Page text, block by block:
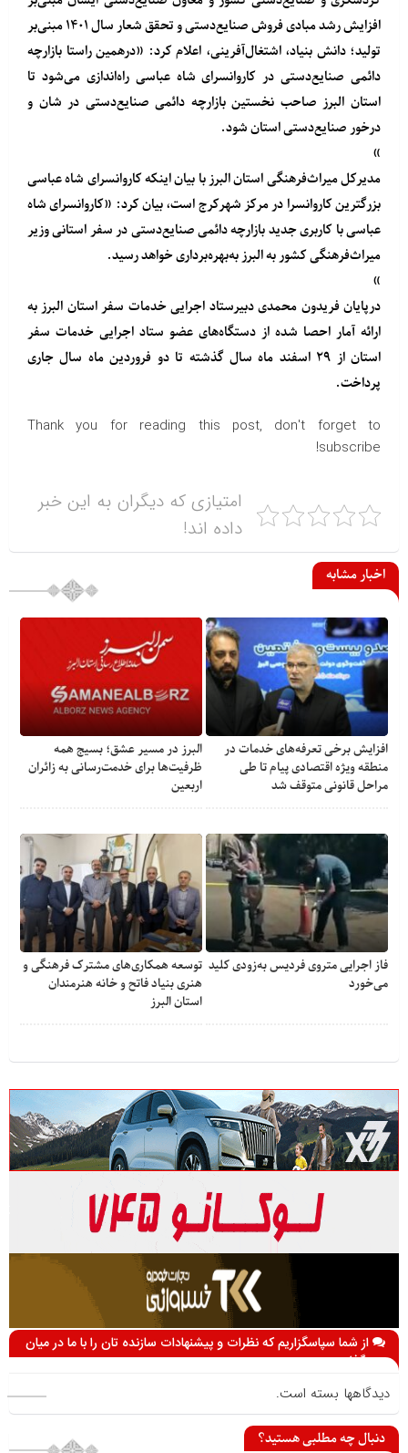
افزایش رشد مبادی فروش صنایع‌دستی و تحقق شعار سال ۱۴۰۱ مبنی‌بر
تولید؛ دانش بنیاد، اشتغال‌آفرینی، اعلام کرد: «درهمین راستا بازارچه
دائمی صنایع‌دستی در کاروانسرای شاه عباسی راه‌اندازی می‌شود تا
استان البرز صاحب نخستین بازارچه دائمی صنایع‌دستی در شان و
درخور صنایع‌دستی استان شود.
»
مدیرکل میراث‌فرهنگی استان البرز با بیان اینکه کاروانسرای شاه عباسی
بزرگترین کاروانسرا در مرکز شهرکرج است، بیان کرد: «کاروانسرای شاه
عباسی با کاربری جدید بازارچه دائمی صنایع‌دستی در سفر استانی وزیر
میراث‌فرهنگی کشور به البرز به‌بهره‌برداری خواهد رسید.
»
درپایان فریدون محمدی دبیرستاد اجرایی خدمات سفر استان البرز به
ارائه آمار احصا شده از دستگاه‌های عضو ستاد اجرایی خدمات سفر
استان از ۲۹ اسفند ماه سال گذشته تا دو فروردین ماه سال جاری
پرداخت.
Thank you for reading this post, don't forget to
subscribe!
امتیازی که دیگران به این خبر
داده اند!
اخبار مشابه
افزایش برخی تعرفه‌های خدمات در
منطقه ویژه اقتصادی پیام تا طی
مراحل قانونی متوقف شد
البرز در مسیر عشق؛ بسیج همه
ظرفیت‌ها برای خدمت‌رسانی به زائران
اربعین
فاز اجرایی متروی فردیس به‌زودی کلید
می‌خورد
توسعه همکاری‌های مشترک فرهنگی و
هنری بنیاد فاتح و خانه هنرمندان
استان البرز
از شما سپاسگزاریم که نظرات و پیشنهادات سازنده تان را با ما در میان
می گذارید
دیدگاهها بسته است.
دنبال چه مطلبی هستید؟